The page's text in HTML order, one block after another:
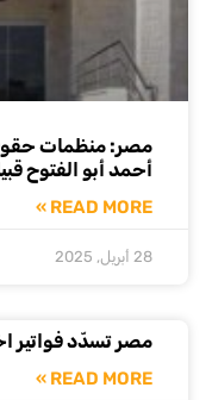
مصر: منظمات
أحمد أبو الفتوح
READ MORE »
28 أبريل, 2025
مصر تسدّد فواتير
READ MORE »